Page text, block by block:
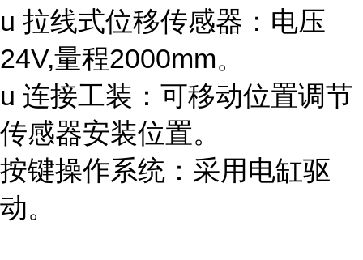
u 拉线式位移传感器：电压
24V,量程2000mm。
u 连接工装：可移动位置调节
传感器安装位置。
按键操作系统：采用电缸驱
动。